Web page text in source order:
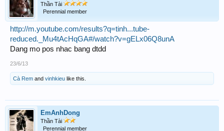
Thần Tài
Perennial member
http://m.youtube.com/results?q=tinh...tube-
reduced._Mu4tAcHqGA#/watch?v=gELx06Q8unA
Dang mo pos nhac bang dtdd
23/6/13
Cà Rem and vinhkieu like this.
EmAnhDong
Thần Tài
Perennial member